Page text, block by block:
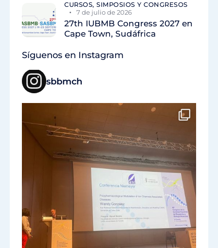
CURSOS, SIMPOSIOS Y CONGRESOS
7 de julio de 2026
27th IUBMB Congress 2027 en
Cape Town, Sudáfrica
Síguenos en Instagram
sbbmch